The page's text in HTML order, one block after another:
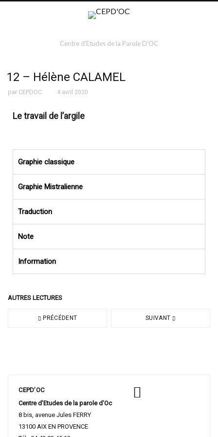
Centre d'Etudes de la Parole D'OC
12 – Hélène CALAMEL
par CEPDOC 4 avril 2020
Le travail de l’argile
Graphie classique
Graphie Mistralienne
Traduction
Note
Information
AUTRES LECTURES
PRÉCÉDENT SUIVANT
CEPD’OC
Centre d’Etudes de la parole d’Oc
8 bis, avenue Jules FERRY
13100 AIX EN PROVENCE